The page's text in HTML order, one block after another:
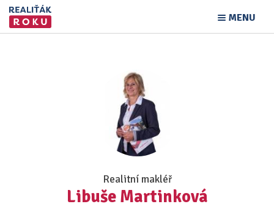
MENU
Realitní makléř
Libuše Martinková